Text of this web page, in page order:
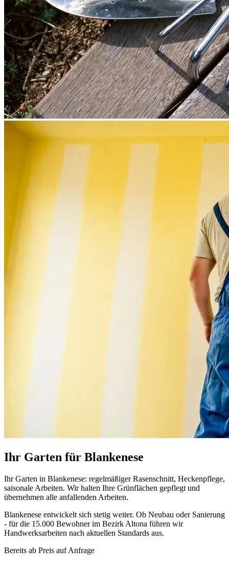
Ihr Garten für Blankenese
Ihr Garten in Blankenese: regelmäßiger Rasenschnitt, Heckenpflege,
saisonale Arbeiten. Wir halten Ihre Grünflächen gepflegt und
übernehmen alle anfallenden Arbeiten.
Blankenese entwickelt sich stetig weiter. Ob Neubau oder Sanierung
- für die 15.000 Bewohner im Bezirk Altona führen wir
Handwerksarbeiten nach aktuellen Standards aus.
Bereits ab Preis auf Anfrage